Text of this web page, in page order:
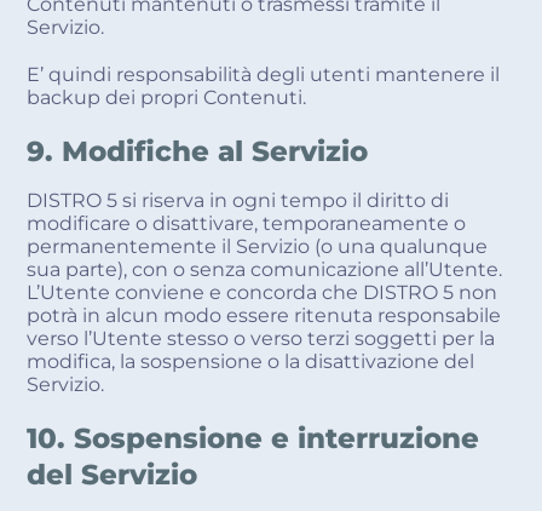
Servizio.
E’ quindi responsabilità degli utenti mantenere il
backup dei propri Contenuti.
9. Modifiche al Servizio
DISTRO 5 si riserva in ogni tempo il diritto di
modificare o disattivare, temporaneamente o
permanentemente il Servizio (o una qualunque
sua parte), con o senza comunicazione all’Utente.
L’Utente conviene e concorda che DISTRO 5 non
potrà in alcun modo essere ritenuta responsabile
verso l’Utente stesso o verso terzi soggetti per la
modifica, la sospensione o la disattivazione del
Servizio.
10. Sospensione e interruzione
del Servizio